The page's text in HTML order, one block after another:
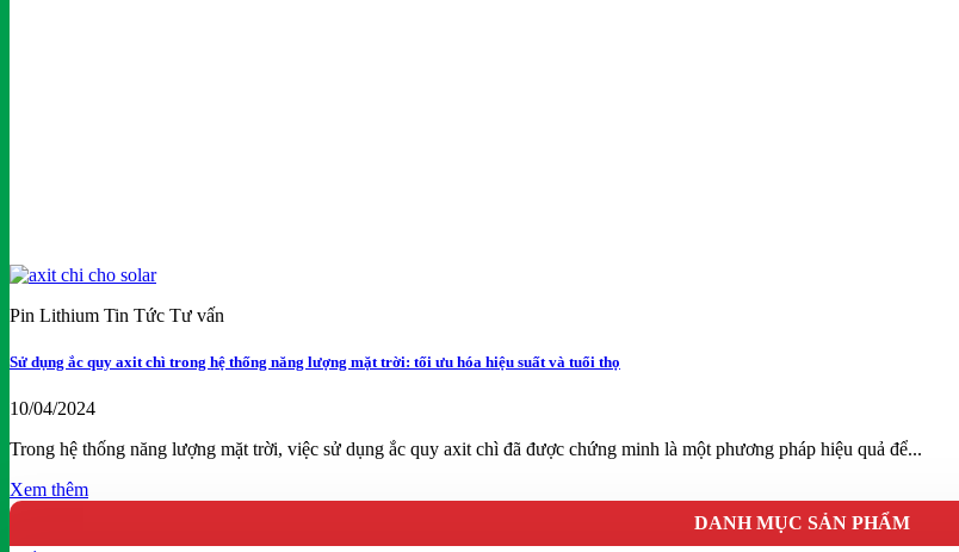
Pin Lithium Tin Tức Tư vấn
Sử dụng ắc quy axit chì trong hệ thống năng lượng mặt trời: tối ưu hóa hiệu suất và tuổi thọ
10/04/2024
Trong hệ thống năng lượng mặt trời, việc sử dụng ắc quy axit chì đã được chứng minh là một phương pháp hiệu quả để...
Xem thêm
DANH MỤC SẢN PHẨM